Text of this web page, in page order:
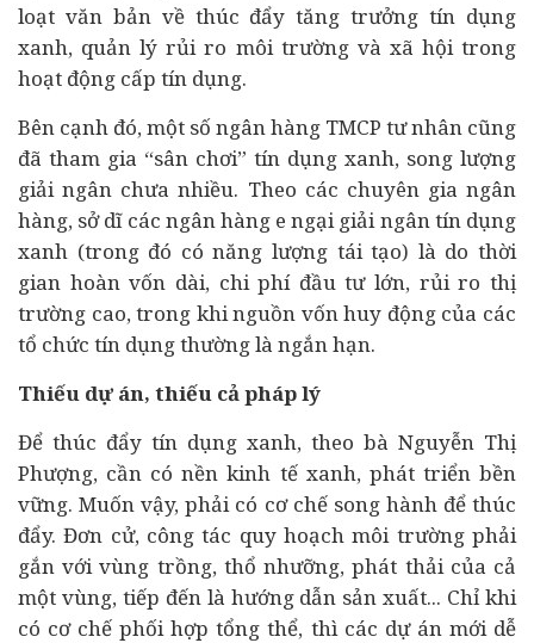
loạt văn bản về thúc đẩy tăng trưởng tín dụng
xanh, quản lý rủi ro môi trường và xã hội trong
hoạt động cấp tín dụng.
Bên cạnh đó, một số ngân hàng TMCP tư nhân cũng
đã tham gia “sân chơi” tín dụng xanh, song lượng
giải ngân chưa nhiều. Theo các chuyên gia ngân
hàng, sở dĩ các ngân hàng e ngại giải ngân tín dụng
xanh (trong đó có năng lượng tái tạo) là do thời
gian hoàn vốn dài, chi phí đầu tưlớn, rủi ro thị
trường cao, trong khi nguồn vốn huy động của các
tổ chức tín dụng thường là ngắn hạn.
Thiếu dự án, thiếu cả pháp lý
Để thúc đẩy tín dụng xanh, theo bà Nguyễn Thị
Phượng, cần có nền kinh tế xanh, phát triển bền
vững. Muốn vậy, phải có cơ chế song hành để thúc
đẩy. Đơn cử, công tác quy hoạch môi trường phải
gắn với vùng trồng, thổ nhưỡng, phát thải của cả
một vùng, tiếp đến là hướng dẫn sản xuất... Chỉ khi
có cơ chế phối hợp tổng thể, thì các dự án mới dễ